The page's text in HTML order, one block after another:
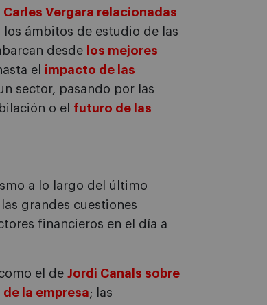
Carles Vergara relacionadas
los ámbitos de estudio de las
desde
los mejores
el impacto de las
sector, pasando por las
o el futuro de las
a lo largo del último
grandes cuestiones
financieros en el día a
el de Jordi Canals sobre
la empresa; las